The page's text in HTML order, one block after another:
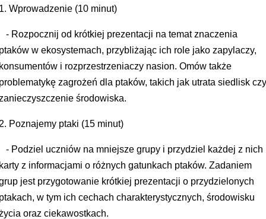
Wprowadzenie (10 minut)
- Rozpocznij od krótkiej prezentacji na temat znaczenia
w ekosystemach, przybliżając ich role jako zapylaczy,
i rozprzestrzeniaczy nasion. Omów także
zagrożeń dla ptaków, takich jak utrata siedlisk
środowiska.
Poznajemy ptaki (15 minut)
- Podziel uczniów na mniejsze grupy i przydziel każdej z nich
z informacjami o różnych gatunkach ptaków. Zadaniem
jest przygotowanie krótkiej prezentacji o przydzielonych
w tym ich cechach charakterystycznych, środowisku
oraz ciekawostkach.